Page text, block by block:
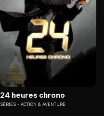
24 heures chrono
SÉRIES ACTION & AVENTURE